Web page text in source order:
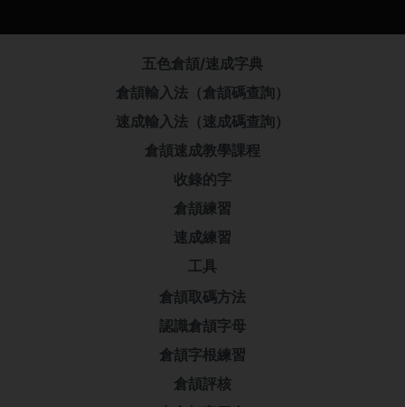
五色倉頡/速成字典
倉頡輸入法（倉頡碼查詢）
速成輸入法（速成碼查詢）
倉頡速成教學課程
收錄的字
倉頡練習
速成練習
工具
倉頡取碼方法
認識倉頡字母
倉頡字根練習
倉頡評核